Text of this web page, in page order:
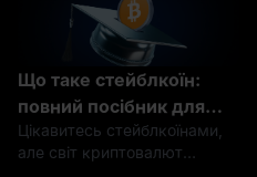
Що таке стейблкоїн:
повний посібник для
початківців про
стабільні криптовалюти
Цікавитесь стейблкоїнами,
але світ криптовалют